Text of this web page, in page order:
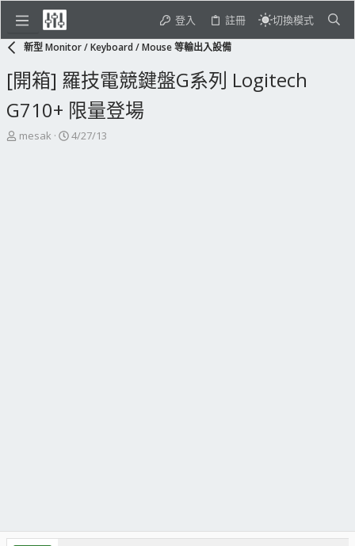
登入 註冊 切換模式
新型 Monitor / Keyboard / Mouse 等輸出入設備
[開箱] 羅技電競鍵盤G系列 Logitech
G710+ 限量登場
主
mesak
開
4/27/13